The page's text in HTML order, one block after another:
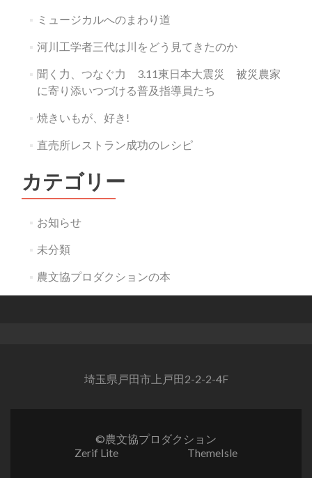
シ
ョ
ン
ミュージカルへのまわり道
河川工学者三代は川をどう見てきたのか
聞く力、つなぐ力 3.11東日本大震災 被災農家
に寄り添いつづける普及指導員たち
焼きいもが、好き!
直売所レストラン成功のレシピ
カテゴリー
お知らせ
未分類
農文協プロダクションの本
埼玉県戸田市上戸田2-2-2-4F
©農文協プロダクション
Zerif Lite
ThemeIsle